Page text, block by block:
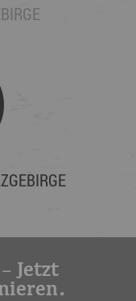
Jetzt